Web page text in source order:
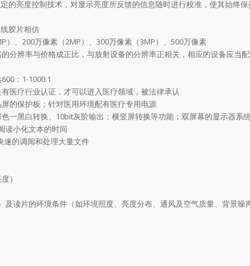
的亮度控制技术，对显示亮度所反馈的信息随时进行校准，使其始终
胶片相仿
、200万像素（2MP）、300万像素（3MP）、500万像素
分辨率与价格成正比，与放射设备的分辨率正相关，相应的设备应当
：1-1000:1
医疗行业认证，才可以进入医疗领域，被法律承认
的保护板；针对医用环境配有医疗专用电源
一黑白转换、10bit灰阶输出；横竖屏转换等功能；双屏幕的显示器系
读小化文本的时间
速的调阅和处理大量文件
）
读片的环境条件（如环境照度、亮度分布、通风及空气质量、背景噪